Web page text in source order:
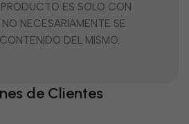
ES SOLO CON
NECESARIAMENTE SE
DEL MISMO.
de Clientes